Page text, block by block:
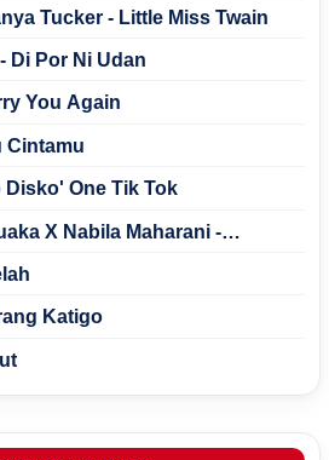
Tucker - Little Miss Twain
Di Por Ni Udan
You Again
Cintamu
Disko' One Tik Tok
X Nabila Maharani -
Katigo